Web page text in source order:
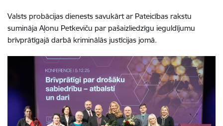
Valsts probācijas dienests savukārt ar Pateicības rakstu
sumināja Aļonu Petkeviču par pašaizliedzīgu ieguldījumu
brīvprātīgajā darbā kriminālās justīcijas jomā.